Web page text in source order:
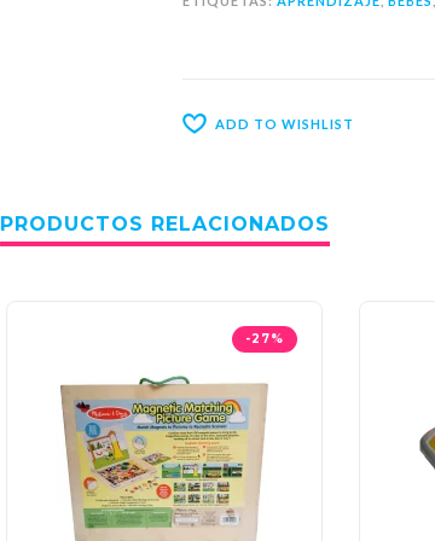
ADD TO WISHLIST
PRODUCTOS RELACIONADOS
-27%